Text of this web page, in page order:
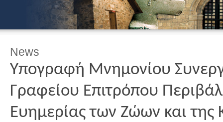
News
Υπογραφή Μνημονίου
Γραφείου Επιτρόπου
Ευημερίας των Ζώων και της